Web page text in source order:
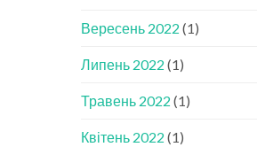
Вересень 2022 (1)
Липень 2022 (1)
Травень 2022 (1)
Квітень 2022 (1)